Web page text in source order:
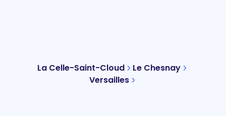
La Celle-Saint-Cloud
Le Chesnay
Versailles